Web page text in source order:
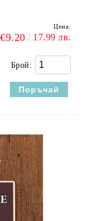
Цена:
€9.20 17.99 лв.
Брой: